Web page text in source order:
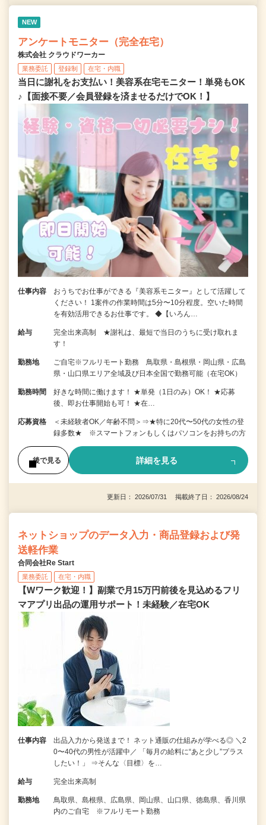
NEW
アンケートモニター（完全在宅）
株式会社 クラウドワーカー
業務委託 登録制 在宅・内職
当日に謝礼をお支払い！美容系在宅モニター！単発もOK
♪【面接不要／会員登録を済ませるだけでOK！】
仕事内容
おうちでお仕事ができる『美容系モニター』として活躍して
ください！ 1案件の作業時間は5分〜10分程度。空いた時間
を有効活用できるお仕事です。 ◆【いろん…
給与
完全出来高制 ★謝礼は、最短で当日のうちに受け取れま
す！
勤務地
ご自宅※フルリモート勤務 鳥取県・島根県・岡山県・広島
県・山口県エリア全域及び日本全国で勤務可能（在宅OK）
勤務時間
好きな時間に働けます！ ★単発（1日のみ）OK！ ★応募
後、即お仕事開始も可！ ★在…
応募資格
＜未経験者OK／年齢不問＞⇒★特に20代〜50代の女性の登
録多数★ ※スマートフォンもしくはパソコンをお持ちの方
後で見る 詳細を見る
更新日： 2026/07/31 掲載終了日： 2026/08/24
ネットショップのデータ入力・商品登録および発
送軽作業
合同会社Re Start
業務委託 在宅・内職
【Wワーク歓迎！】副業で月15万円前後を見込めるフリ
マアプリ出品の運用サポート！未経験／在宅OK
仕事内容
出品入力から発送まで！ ネット通販の仕組みが学べる◎ ＼2
0〜40代の男性が活躍中／ 「毎月の給料に“あと少し”プラス
したい！」 ⇒そんな〈目標〉を…
給与 完全出来高制
勤務地
鳥取県、島根県、広島県、岡山県、山口県、徳島県、香川県
内のご自宅 ※フルリモート勤務